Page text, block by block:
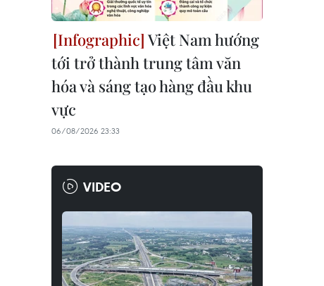
Việt Nam hướng
tới trở thành trung tâm văn
hóa và sáng tạo hàng đầu khu
vực
06/08/2026 23:33
VIDEO